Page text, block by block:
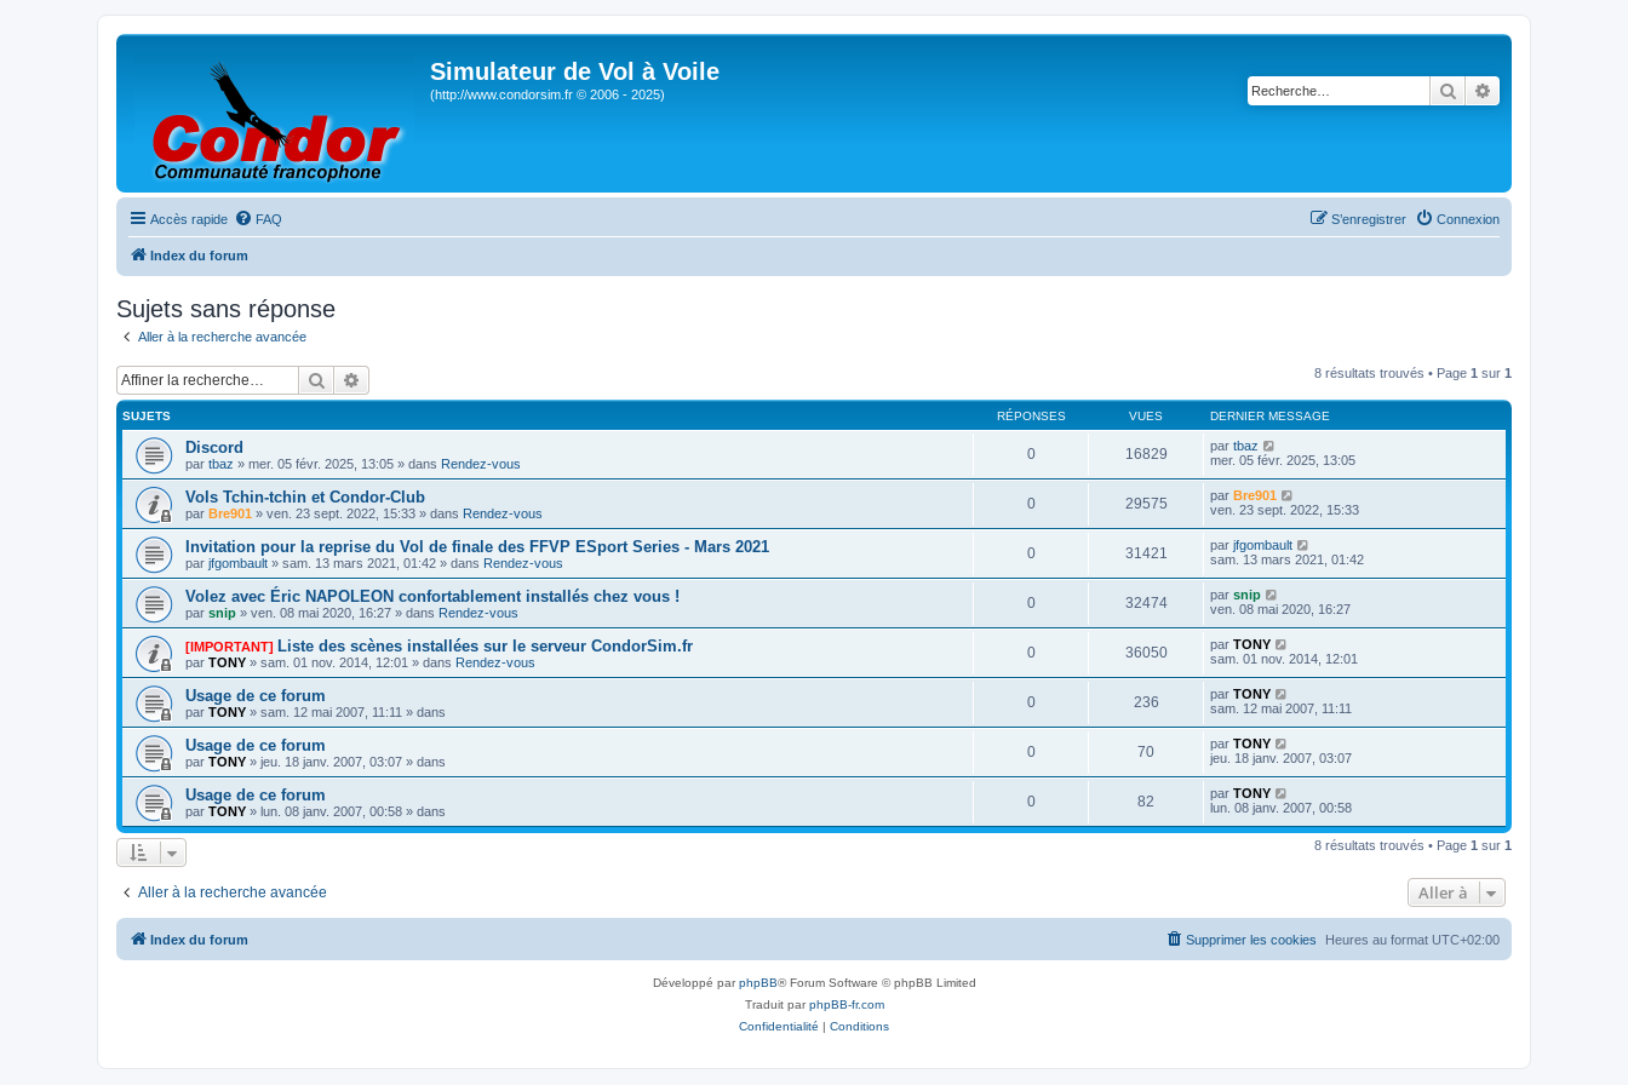
Simulateur de Vol à Voile
(http://www.condorsim.fr © 2006 - 2025) Rechercher
Accès rapide FAQ Connexion
S’enregistrer
Index du forum
Sujets sans réponse
Aller à la recherche avancée
Rechercher 8 résultats trouvés • Page 1 sur 1
SUJETS RÉPONSES VUES DERNIER MESSAGE
Discord
par tbaz » mer. 05 févr. 2025, 13:05 » dans Rendez-vous
0 16829 par tbaz
mer. 05 févr. 2025, 13:05
Vols Tchin-tchin et Condor-Club
par Bre901 » ven. 23 sept. 2022, 15:33 » dans Rendez-vous
0 29575 par Bre901
ven. 23 sept. 2022, 15:33
Invitation pour la reprise du Vol de finale des FFVP ESport Series - Mars 2021
par jfgombault » sam. 13 mars 2021, 01:42 » dans Rendez-vous
0 31421 par jfgombault
sam. 13 mars 2021, 01:42
Volez avec Éric NAPOLEON confortablement installés chez vous !
par snip » ven. 08 mai 2020, 16:27 » dans Rendez-vous
0 32474 par snip
ven. 08 mai 2020, 16:27
[IMPORTANT] Liste des scènes installées sur le serveur CondorSim.fr
par TONY » sam. 01 nov. 2014, 12:01 » dans Rendez-vous
0 36050 par TONY
sam. 01 nov. 2014, 12:01
Usage de ce forum
par TONY » sam. 12 mai 2007, 11:11 » dans
0 236 par TONY
sam. 12 mai 2007, 11:11
Usage de ce forum
par TONY » jeu. 18 janv. 2007, 03:07 » dans
0 70 par TONY
jeu. 18 janv. 2007, 03:07
Usage de ce forum
par TONY » lun. 08 janv. 2007, 00:58 » dans
0 82 par TONY
lun. 08 janv. 2007, 00:58
8 résultats trouvés • Page 1 sur 1
Aller à la recherche avancée Aller à
Index du forum Heures au format UTC+02:00
Supprimer les cookies
Développé parphpBB® Forum Software © phpBB Limited
Traduit parphpBB-fr.com
Confidentialité | Conditions